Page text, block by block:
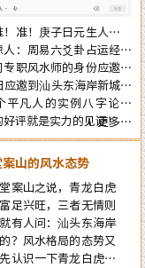
准！庚子日元生人丙午
运势判断实例：
人：周易六爻卦占运经典
享
专职风水师的身份应邀出
橙网络科技公司》成立5
典
应邀到汕头东海岸新城为
亲戚堪舆住房风水
平凡人的实例八字论断
年的流年运势
好评就是实力的见证！
更多…
山的风水态势
案山之说，青龙白虎
足兴旺，三者无情则
有人问：汕头东海岸
？风水格局的态势又
认识一下青龙白虎和